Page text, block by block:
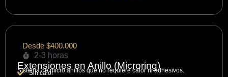
Desde $400.000
2-3 horas
Extensiones en Anillo (Microring)
Sistema de micro anillos que no requiere calor ni adhesivos.
Sin calor